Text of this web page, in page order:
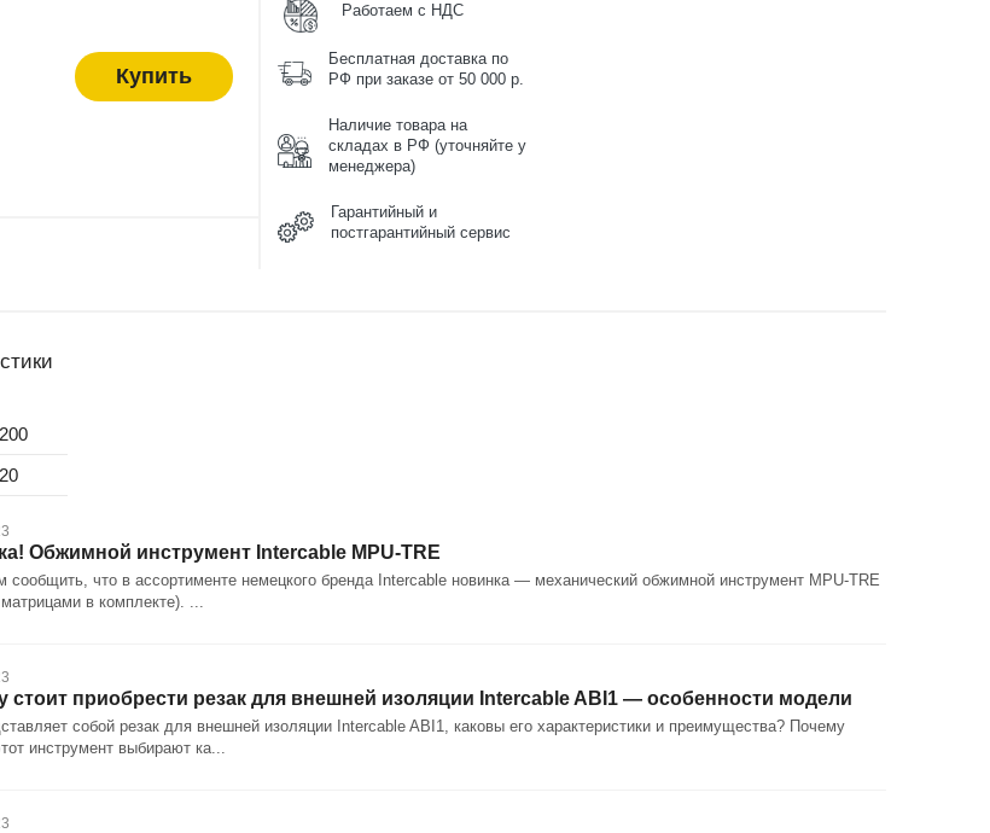
Купить
Работаем с НДС
Бесплатная доставка по
РФ при заказе от 50 000 р.
Наличие товара на
складах в РФ (уточняйте у
менеджера)
Гарантийный и
постгарантийный сервис
200
20
Обжимной инструмент Intercable MPU-TRE
сообщить, что в ассортименте немецкого бренда Intercable новинка — механический обжимной инструмент MPU-TRE
в комплекте). ...
стоит приобрести резак для внешней изоляции Intercable ABI1 — особенности модели
собой резак для внешней изоляции Intercable ABI1, каковы его характеристики и преимущества? Почему
инструмент выбирают ка...